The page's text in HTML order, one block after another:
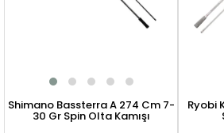
Shimano Bassterra A 274 Cm 7-
30 Gr Spin Olta Kamışı
Ryobi